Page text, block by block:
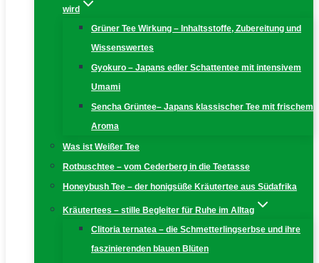
wird
Grüner Tee Wirkung – Inhaltsstoffe, Zubereitung und
Wissenswertes
Gyokuro – Japans edler Schattentee mit intensivem
Umami
Sencha Grüntee– Japans klassischer Tee mit frischem
Aroma
Was ist Weißer Tee
Rotbuschtee – vom Cederberg in die Teetasse
Honeybush Tee – der honigsüße Kräutertee aus Südafrika
Kräutertees – stille Begleiter für Ruhe im Alltag
Clitoria ternatea – die Schmetterlingserbse und ihre
faszinierenden blauen Blüten